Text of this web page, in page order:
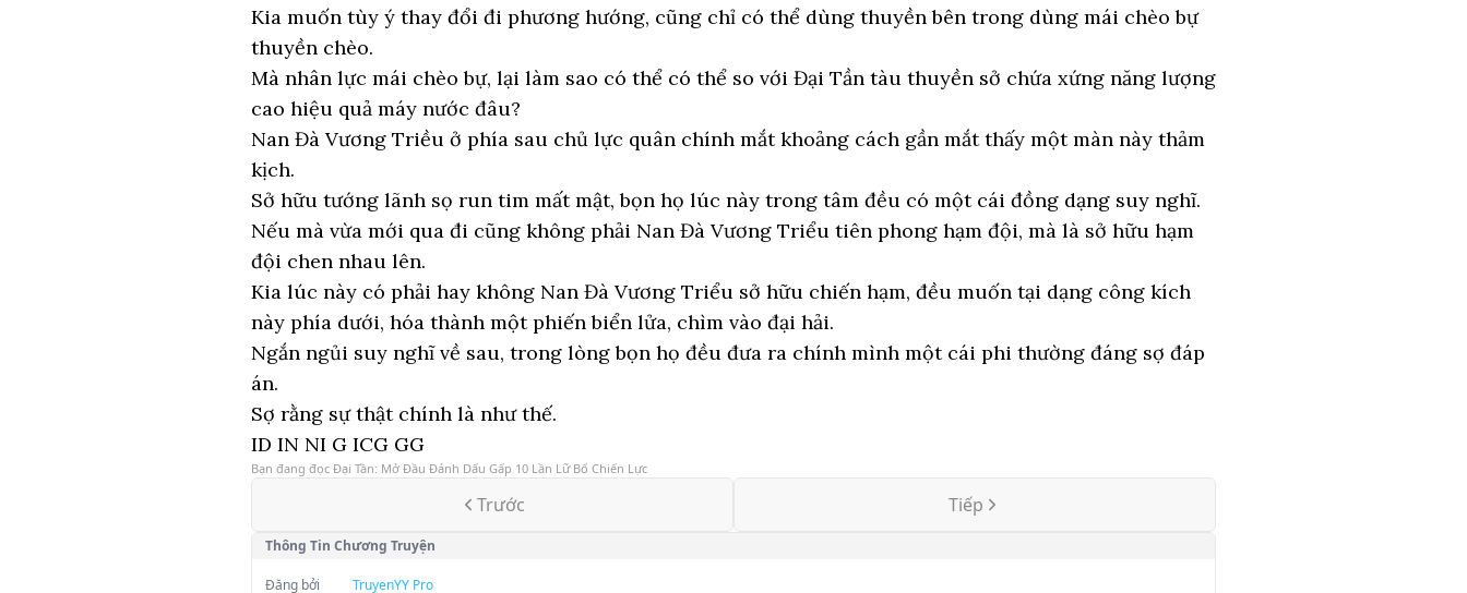
Kia muốn tùy ý thay đổi đi phương hướng, cũng chỉ có thể dùng thuyền bên trong dùng mái chèo bự
thuyền chèo.
Mà nhân lực mái chèo bự, lại làm sao có thể có thể so với Đại Tần tàu thuyền sở chứa xứng năng lượng
cao hiệu quả máy nước đâu?
Nan Đà Vương Triều ở phía sau chủ lực quân chính mắt khoảng cách gần mắt thấy một màn này thảm
kịch.
Sở hữu tướng lãnh sọ run tim mất mật, bọn họ lúc này trong tâm đều có một cái đồng dạng suy nghĩ.
Nếu mà vừa mới qua đi cũng không phải Nan Đà Vương Triểu tiên phong hạm đội, mà là sở hữu hạm
đội chen nhau lên.
Kia lúc này có phải hay không Nan Đà Vương Triểu sở hữu chiến hạm, đều muốn tại dạng công kích
này phía dưới, hóa thành một phiến biển lửa, chìm vào đại hải.
Ngắn ngủi suy nghĩ về sau, trong lòng bọn họ đều đưa ra chính mình một cái phi thường đáng sợ đáp
án.
Sợ rằng sự thật chính là như thế.
ID IN NI G ICG GG
Bạn đang đọc Đại Tần: Mở Đầu Đánh Dấu Gấp 10 Lần Lữ Bố Chiến Lực
Trước Tiếp
Thông Tin Chương Truyện
Đăng bởi TruyenYY Pro